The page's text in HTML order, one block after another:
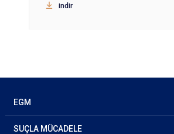
indir
EGM
SUÇLA MÜCADELE